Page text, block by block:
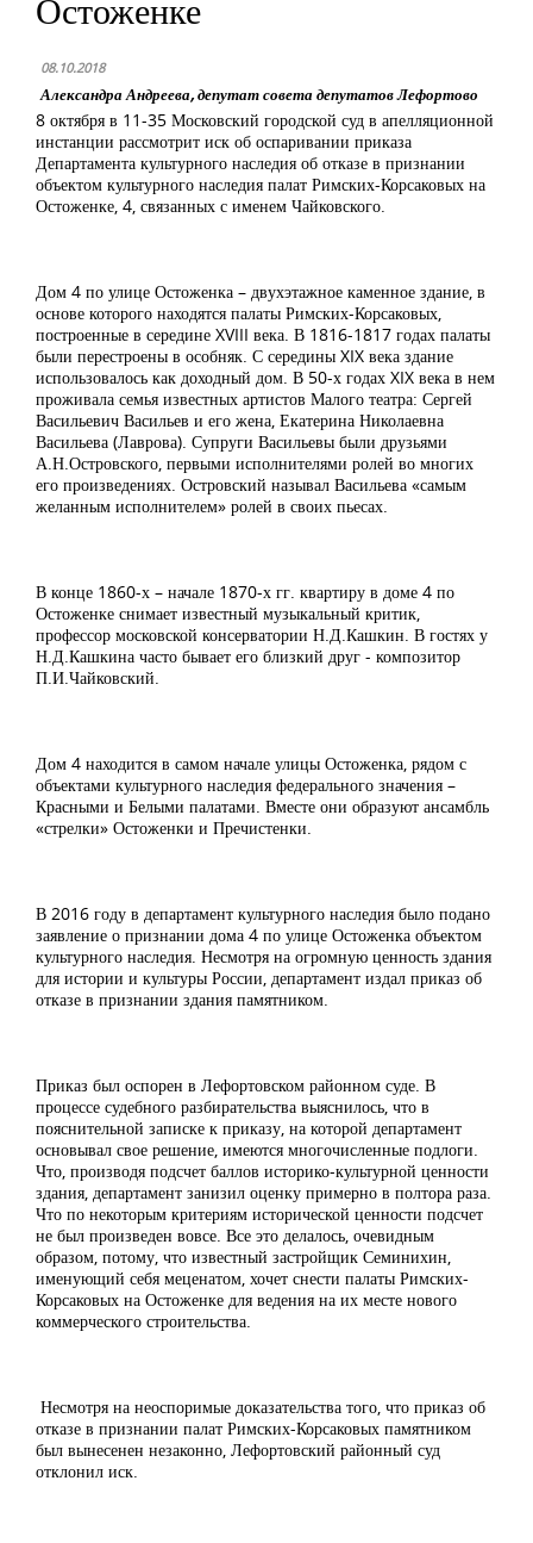
Остоженке
08.10.2018
Александра Андреева, депутат совета депутатов Лефортово
8 октября в 11-35 Московский городской суд в апелляционной
инстанции рассмотрит иск об оспаривании приказа
Департамента культурного наследия об отказе в признании
объектом культурного наследия палат Римских-Корсаковых на
Остоженке, 4, связанных с именем Чайковского.
Дом 4 по улице Остоженка – двухэтажное каменное здание, в
основе которого находятся палаты Римских-Корсаковых,
построенные в середине XVIII века. В 1816-1817 годах палаты
были перестроены в особняк. С середины XIX века здание
использовалось как доходный дом. В 50-х годах XIX века в нем
проживала семья известных артистов Малого театра: Сергей
Васильевич Васильев и его жена, Екатерина Николаевна
Васильева (Лаврова). Супруги Васильевы были друзьями
А.Н.Островского, первыми исполнителями ролей во многих
его произведениях. Островский называл Васильева «самым
желанным исполнителем» ролей в своих пьесах.
В конце 1860-х – начале 1870-х гг. квартиру в доме 4 по
Остоженке снимает известный музыкальный критик,
профессор московской консерватории Н.Д.Кашкин. В гостях у
Н.Д.Кашкина часто бывает его близкий друг - композитор
П.И.Чайковский.
Дом 4 находится в самом начале улицы Остоженка, рядом с
объектами культурного наследия федерального значения –
Красными и Белыми палатами. Вместе они образуют ансамбль
«стрелки» Остоженки и Пречистенки.
В 2016 году в департамент культурного наследия было подано
заявление о признании дома 4 по улице Остоженка объектом
культурного наследия. Несмотря на огромную ценность здания
для истории и культуры России, департамент издал приказ об
отказе в признании здания памятником.
Приказ был оспорен в Лефортовском районном суде. В
процессе судебного разбирательства выяснилось, что в
пояснительной записке к приказу, на которой департамент
основывал свое решение, имеются многочисленные подлоги.
Что, производя подсчет баллов историко-культурной ценности
здания, департамент занизил оценку примерно в полтора раза.
Что по некоторым критериям исторической ценности подсчет
не был произведен вовсе. Все это делалось, очевидным
образом, потому, что известный застройщик Семинихин,
именующий себя меценатом, хочет снести палаты Римских-
Корсаковых на Остоженке для ведения на их месте нового
коммерческого строительства.
Несмотря на неоспоримые доказательства того, что приказ об
отказе в признании палат Римских-Корсаковых памятником
был вынесенен незаконно, Лефортовский районный суд
отклонил иск.